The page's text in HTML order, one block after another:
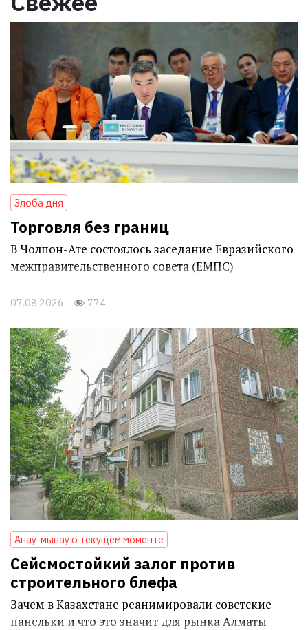
Злоба дня
Торговля без границ
В Чолпон-Ате состоялось заседание Евразийского
межправительственного совета (ЕМПС)
07.08.2026 774
Анау-мынау о текущем моменте
Сейсмостойкий залог против
строительного блефа
Зачем в Казахстане реанимировали советские
панельки и что это значит для рынка Алматы